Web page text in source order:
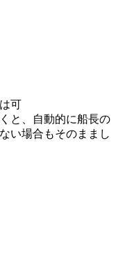
可
と、自動的に船長の
い場合もそのままし